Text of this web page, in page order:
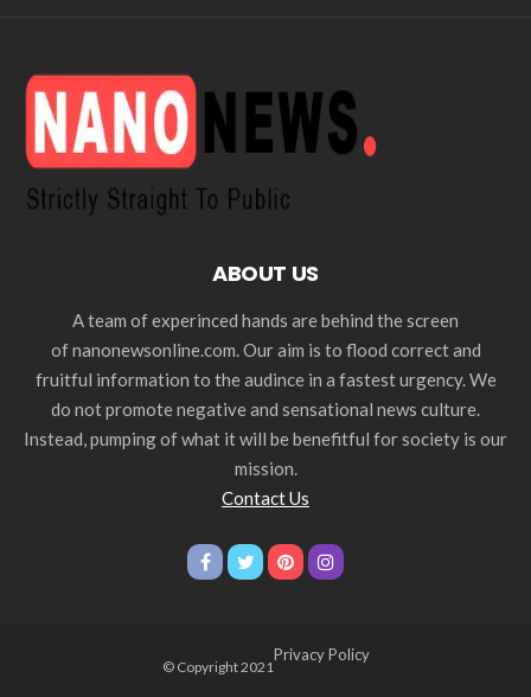
ABOUT US
A team of experinced hands are behind the screen
of nanonewsonline.com. Our aim is to flood correct and
fruitful information to the audince in a fastest urgency. We
do not promote negative and sensational news culture.
Instead, pumping of what it will be benefitful for society is our
mission.
Contact Us
© Copyright 2021
Privacy Policy